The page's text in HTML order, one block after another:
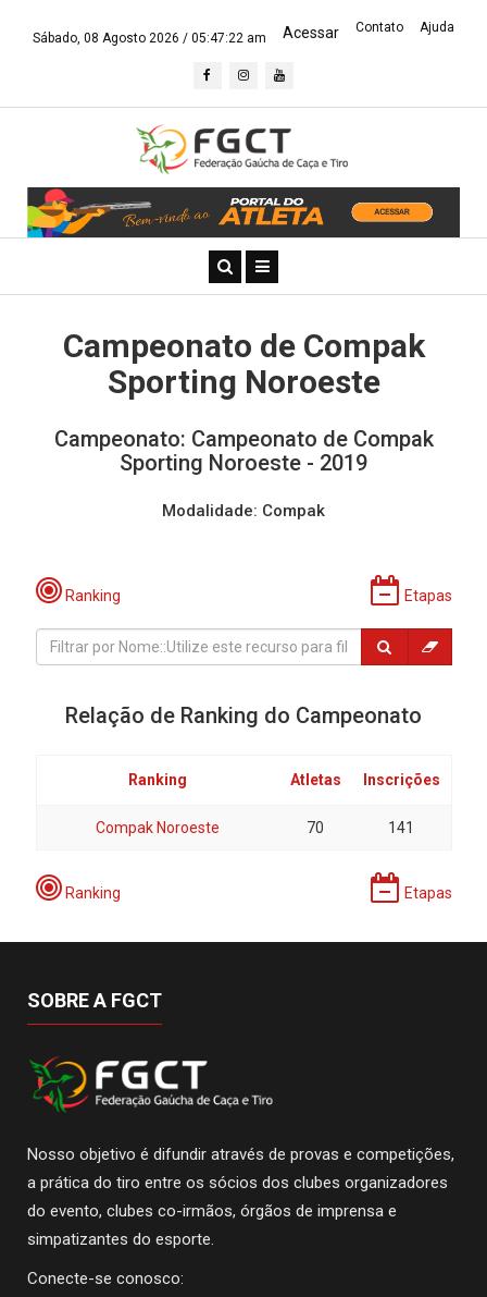
Sábado, 08 Agosto 2026 / 05:47:22 am Acessar Contato Ajuda
Campeonato de Compak
Sporting Noroeste
Campeonato: Campeonato de Compak
Sporting Noroeste - 2019
Modalidade: Compak
Ranking Etapas
Relação de Ranking do Campeonato
Ranking Atletas Inscrições
Compak Noroeste 70 141
Ranking Etapas
SOBRE A FGCT
Nosso objetivo é difundir através de provas e competições,
a prática do tiro entre os sócios dos clubes organizadores
do evento, clubes co-irmãos, órgãos de imprensa e
simpatizantes do esporte.
Conecte-se conosco: